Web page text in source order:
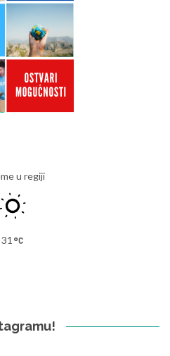
u regiji
31